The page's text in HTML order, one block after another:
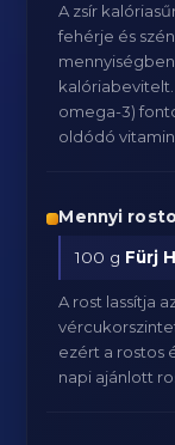
A zsír
fehérje és
kalóriabevitelt.
omega-3)
oldódó
Mennyi
100 g Fürj
A rost lassítja
ezért a rostos
napi ajánlott